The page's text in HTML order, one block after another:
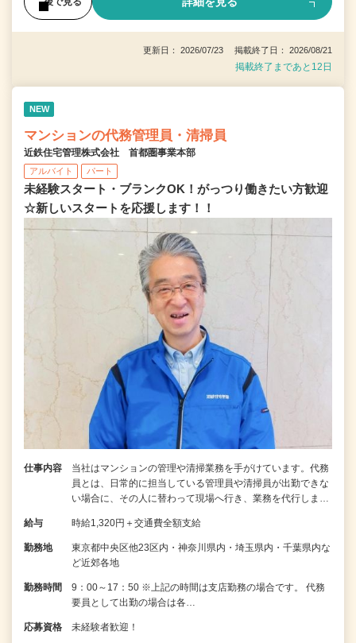
更新日： 2026/07/23 掲載終了日： 2026/08/21
掲載終了まであと12日
NEW
マンションの代務管理員・清掃員
近鉄住宅管理株式会社 首都圏事業本部
アルバイト パート
未経験スタート・ブランクOK！がっつり働きたい方歓迎
☆新しいスタートを応援します！！
仕事内容
当社はマンションの管理や清掃業務を手がけています。代務
員とは、日常的に担当している管理員や清掃員が出勤できな
い場合に、その人に替わって現場へ行き、業務を代行しま…
給与 時給1,320円＋交通費全額支給
勤務地
東京都中央区他23区内・神奈川県内・埼玉県内・千葉県内な
ど近郊各地
勤務時間
9：00～17：50 ※上記の時間は支店勤務の場合です。 代務
要員として出勤の場合は各…
応募資格 未経験者歓迎！